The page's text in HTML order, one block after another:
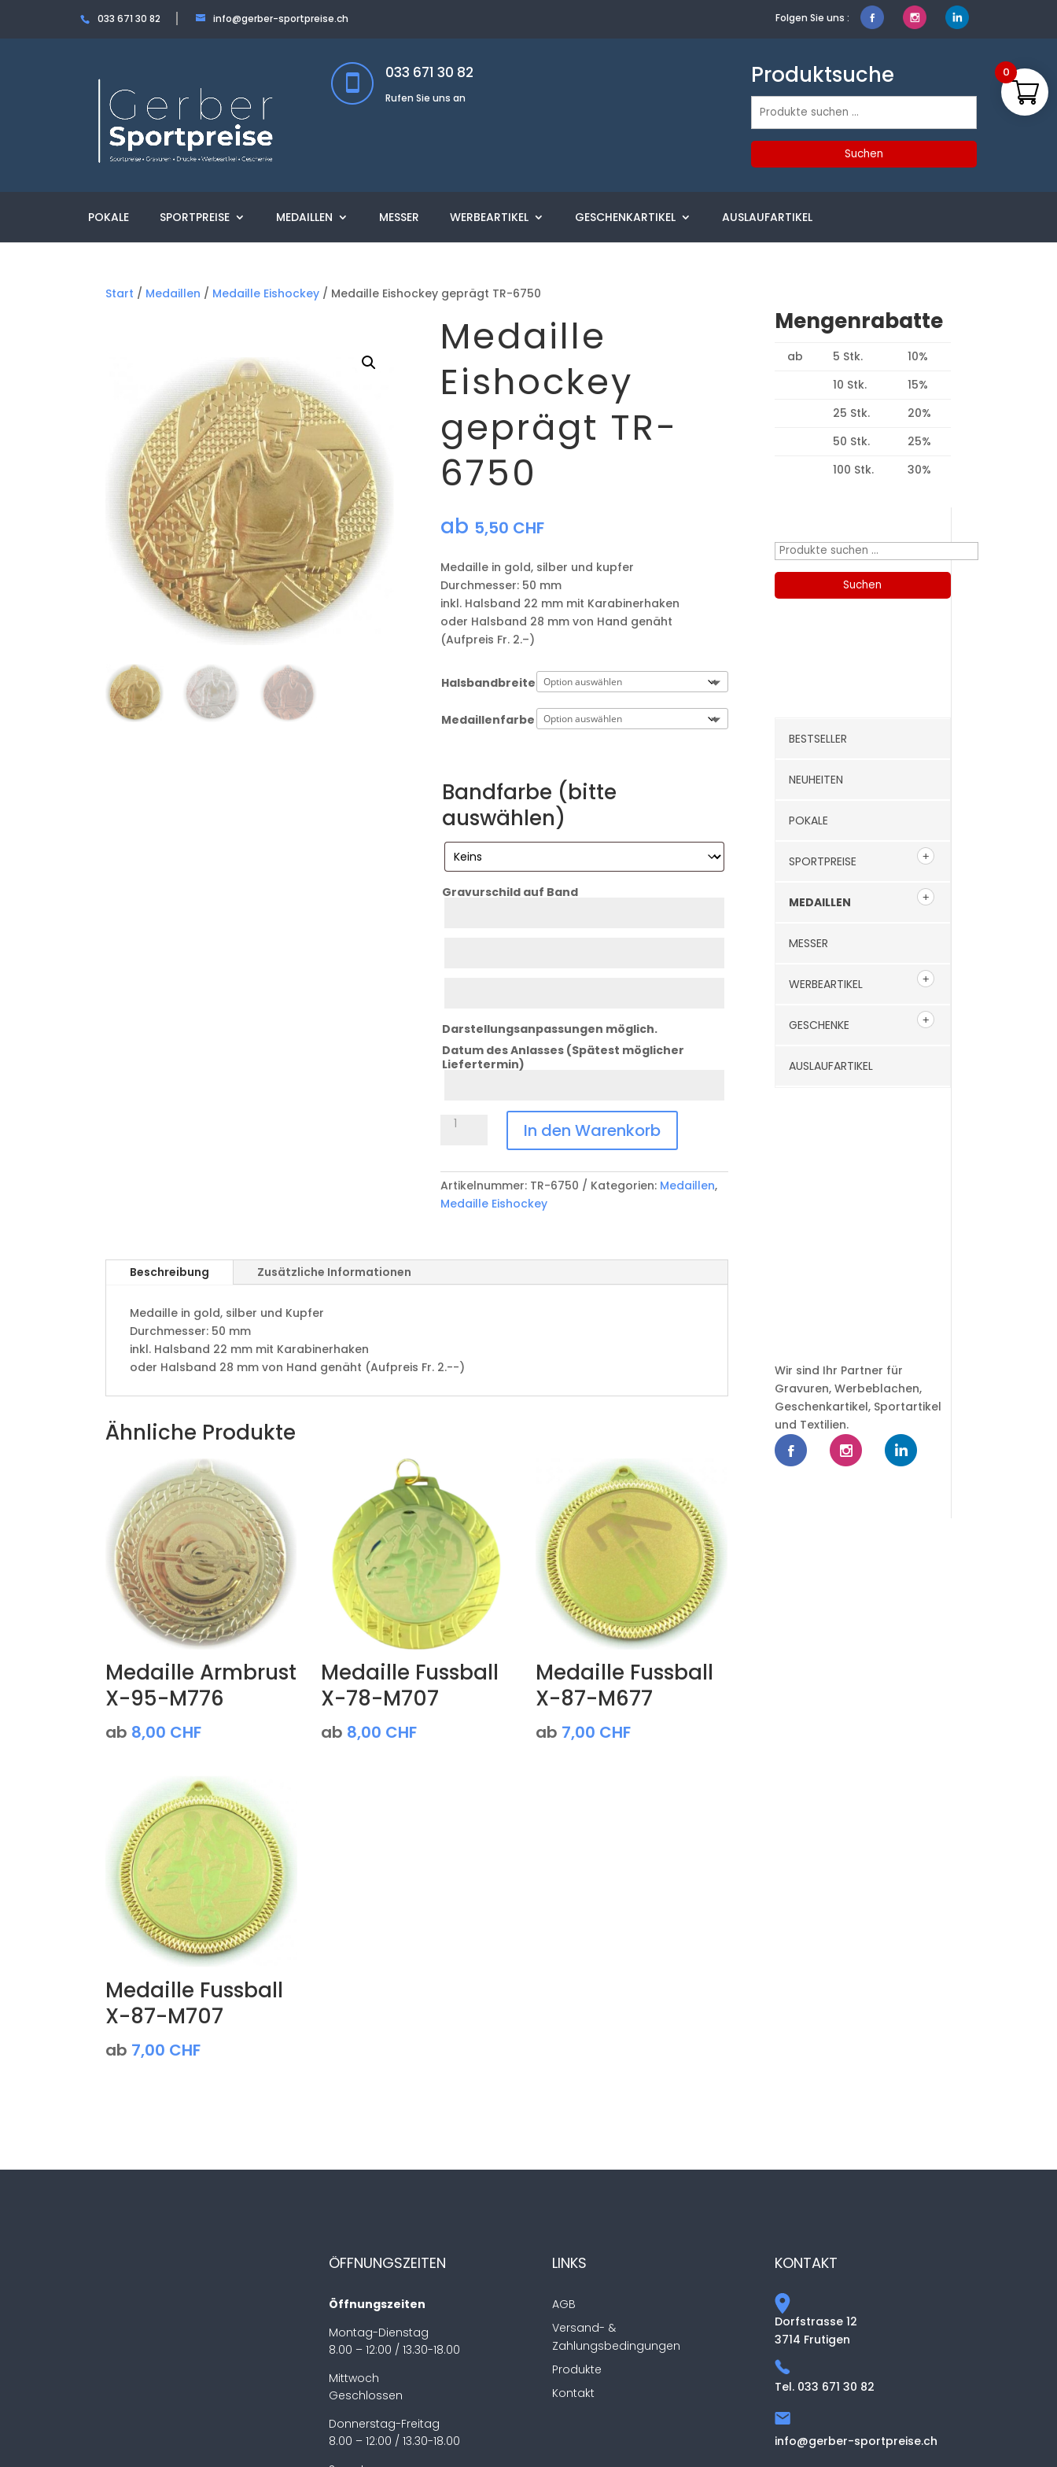
033 671 30 82 info@gerber-sportpreise.ch Folgen Sie uns :
033 671 30 82
Rufen Sie uns an
Produktsuche
Suchen
Suchen
POKALE SPORTPREISE MEDAILLEN MESSER WERBEARTIKEL GESCHENKARTIKEL AUSLAUFARTIKEL
Start / Medaillen / Medaille Eishockey / Medaille Eishockey geprägt TR-6750
Medaille
Eishockey
geprägt TR-
6750
ab 5,50 CHF
Medaille in gold, silber und kupfer
​Durchmesser: 50 mm
​inkl. Halsband 22 mm mit Karabinerhaken
oder Halsband 28 mm von Hand genäht
(Aufpreis Fr. 2.–)
Halsbandbreite
Medaillenfarbe
Bandfarbe (bitte
auswählen)
Gravurschild auf Band
Darstellungsanpassungen möglich.
Datum des Anlasses (Spätest möglicher
Liefertermin)
Medaille
TR-
6750
In den Warenkorb
Artikelnummer: TR-6750 Kategorien: Medaillen,
Medaille Eishockey
Beschreibung Zusätzliche Informationen
Medaille in gold, silber und Kupfer
​Durchmesser: 50 mm
​inkl. Halsband 22 mm mit Karabinerhaken
oder Halsband 28 mm von Hand genäht (Aufpreis Fr. 2.--)
Ähnliche Produkte
Medaille Armbrust
X-95-M776
ab 8,00 CHF
Medaille Fussball
X-78-M707
ab 8,00 CHF
Medaille Fussball
X-87-M677
ab 7,00 CHF
Medaille Fussball
X-87-M707
ab 7,00 CHF
Mengenrabatte
ab 5 Stk.
10%
10 Stk.
15%
25 Stk.
20%
50 Stk.
25%
100 Stk.
30%
Suchen
Suchen
BESTSELLER
NEUHEITEN
POKALE
SPORTPREISE
MEDAILLEN
MESSER
WERBEARTIKEL
GESCHENKE
AUSLAUFARTIKEL
Wir sind Ihr Partner für
Gravuren, Werbeblachen,
Geschenkartikel, Sportartikel
und Textilien.
ÖFFNUNGSZEITEN
Öffnungszeiten
Montag-Dienstag
8.00 – 12:00 / 13.30-18.00
Mittwoch
Geschlossen
Donnerstag-Freitag
8.00 – 12:00 / 13.30-18.00
LINKS
AGB
Versand- &
Zahlungsbedingungen
Produkte
Kontakt
KONTAKT
Dorfstrasse 12
3714 Frutigen
Tel. 033 671 30 82
info@gerber-sportpreise.ch
0